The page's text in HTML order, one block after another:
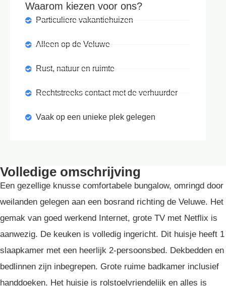
Waarom kiezen voor ons?
Particuliere vakantiehuizen
Alleen op de Veluwe
Rust, natuur en ruimte
Rechtstreeks contact met de verhuurder
Vaak op een unieke plek gelegen
Volledige omschrijving
Een gezellige knusse comfortabele bungalow, omringd door
weilanden gelegen aan een bosrand richting de Veluwe. Het
gemak van goed werkend Internet, grote TV met Netflix is
aanwezig. De keuken is volledig ingericht. Dit huisje heeft 1
slaapkamer met een heerlijk 2-persoonsbed. Dekbedden en
bedlinnen zijn inbegrepen. Grote ruime badkamer inclusief
handdoeken. Het huisje is rolstoelvriendelijk en alles is